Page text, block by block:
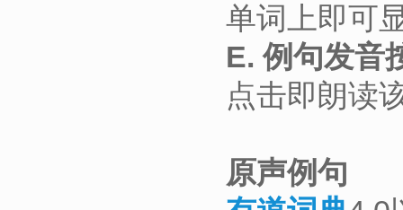
单词上即可
E. 例句发音
点击即朗读
原声例句